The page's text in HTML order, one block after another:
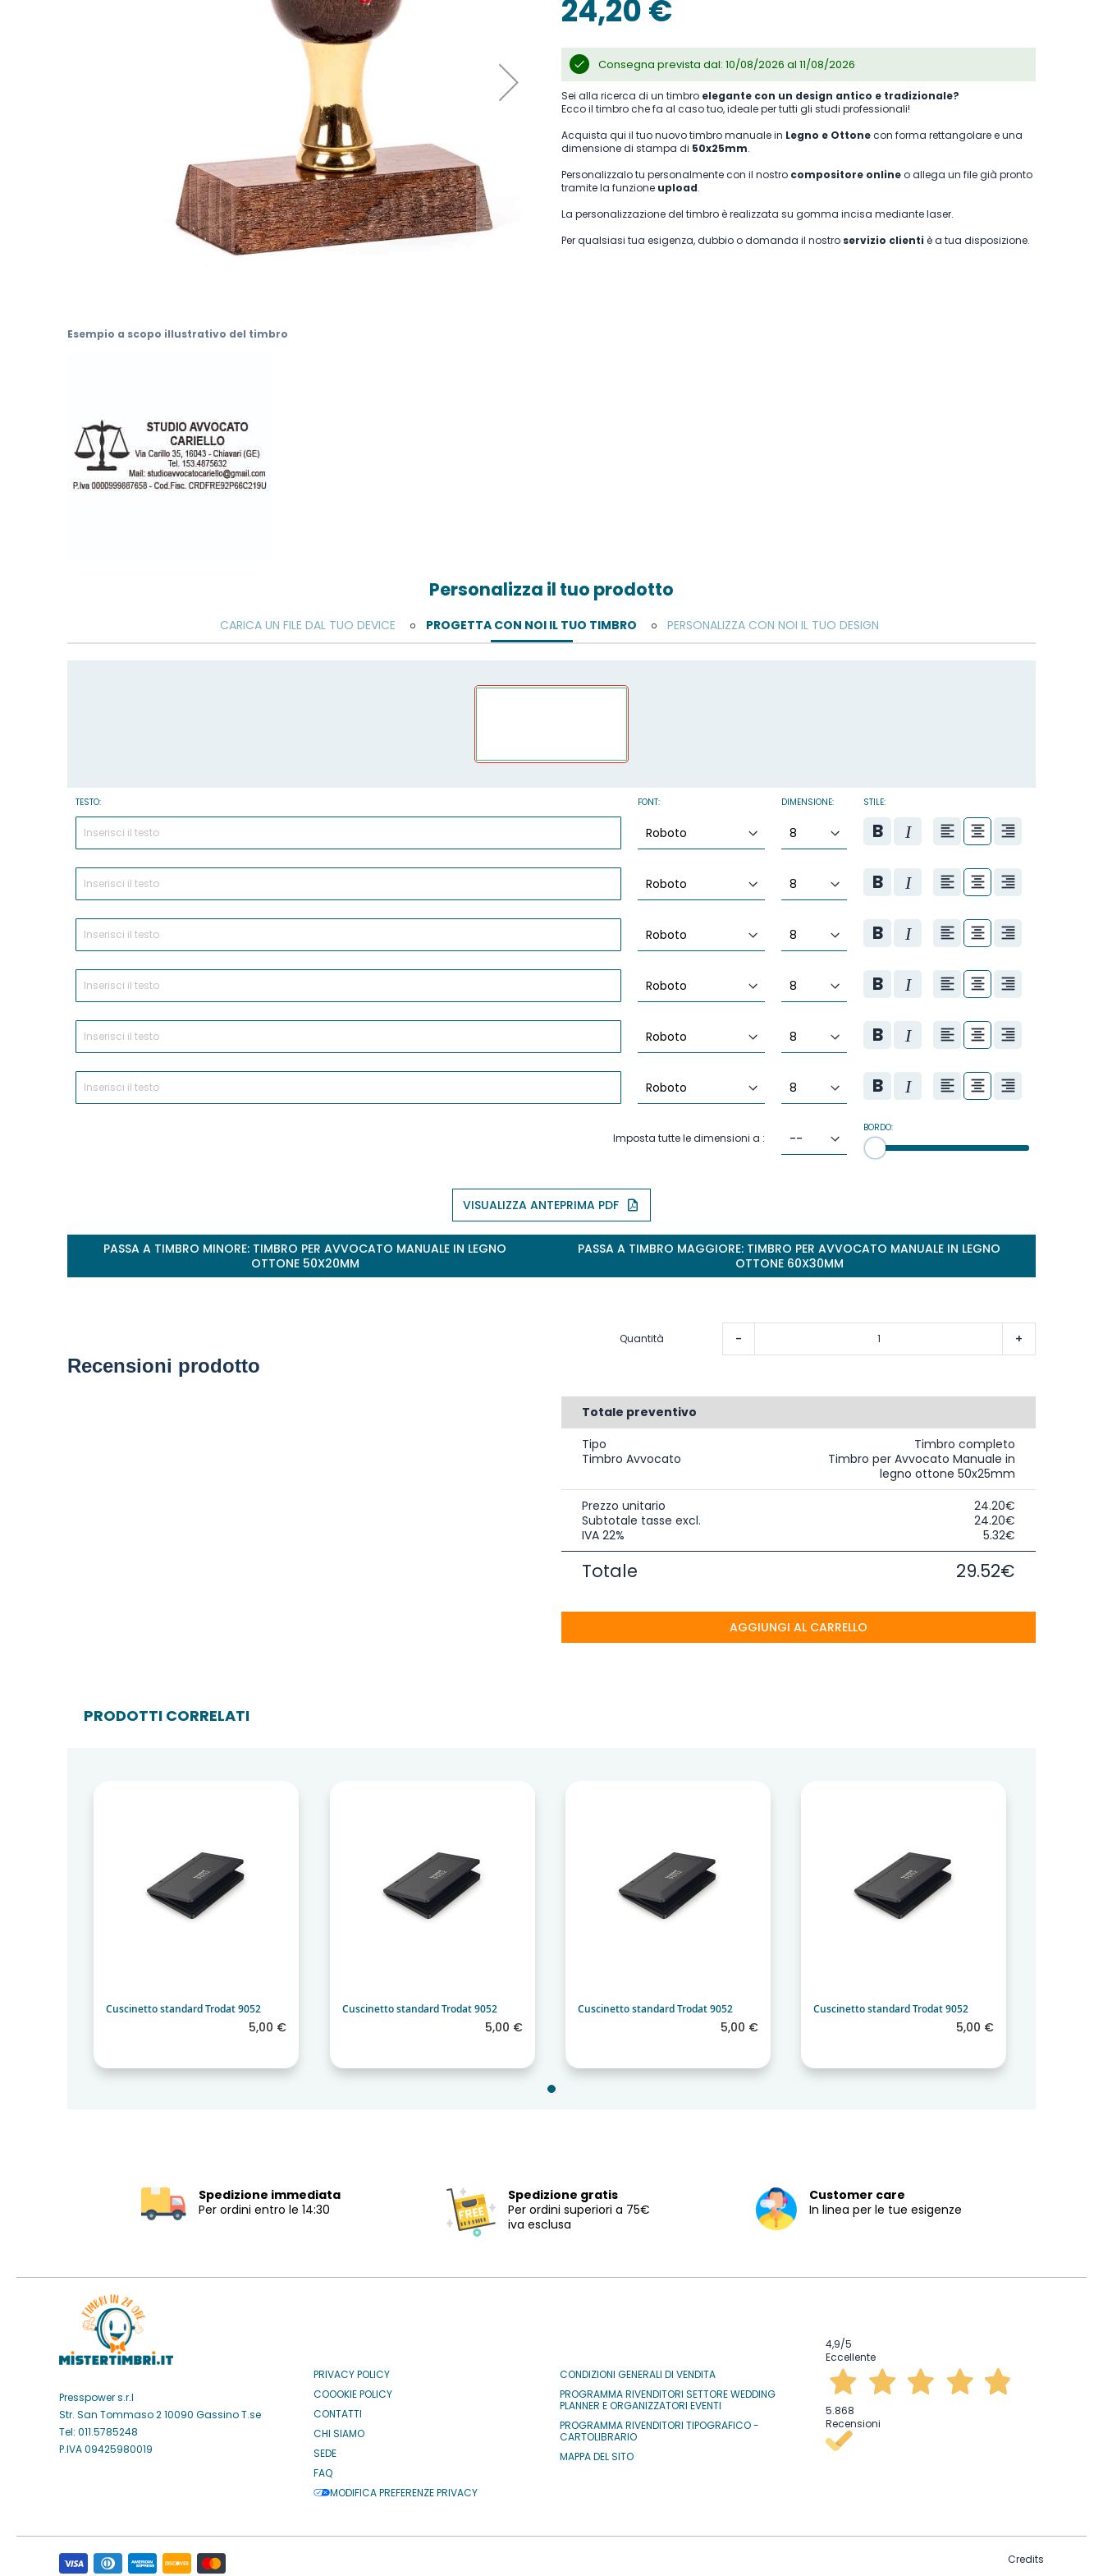
all'inizio
Esempio a scopo illustrativo del timbro
24,20 €
Consegna prevista dal: 10/08/2026 al 11/08/2026
Sei alla ricerca di un timbro elegante con un design antico e tradizionale?
Ecco il timbro che fa al caso tuo, ideale per tutti gli studi professionali!
Acquista qui il tuo nuovo timbro manuale in Legno e Ottonecon forma rettangolare e una
dimensione di stampa di 50x25mm.
Personalizzalo tu personalmente con il nostro compositore onlineo allega un file già pronto
tramite la funzione upload.
La personalizzazione del timbro è realizzata su gomma incisa mediante laser.
Per qualsiasi tua esigenza, dubbio o domanda il nostro servizio clienti è a tua disposizione.
Personalizza il tuo prodotto
CARICA UN FILE DAL TUO DEVICE o PROGETTA CON NOI IL TUO TIMBRO
TESTO: FONT: DIMENSIONE: STILE:
Imposta tutte le dimensioni a :
BORDO:
VISUALIZZA ANTEPRIMA PDF
o PERSONALIZZA CON NOI IL TUO DESIGN
PASSA A TIMBRO MINORE: TIMBRO PER AVVOCATO MANUALE IN LEGNO
OTTONE 50X20MM
PASSA A TIMBRO MAGGIORE: TIMBRO PER AVVOCATO MANUALE IN LEGNO
OTTONE 60X30MM
Recensioni prodotto
Quantità - +
Totale preventivo
Tipo
Timbro completo
Timbro Avvocato
Timbro per Avvocato Manuale in
legno ottone 50x25mm
Prezzo unitario
24.20€
Subtotale tasse excl.
24.20€
IVA 22%
5.32€
Totale 29.52€
AGGIUNGI AL CARRELLO
PRODOTTI CORRELATI
Cuscinetto standard Trodat 9052
5,00 €
Cuscinetto standard Trodat 9052
5,00 €
Cuscinetto standard Trodat 9052
5,00 €
Cuscinetto standard Trodat 9052
5,00 €
Spedizione immediata
Per ordini entro le 14:30
Spedizione gratis
Per ordini superiori a 75€
iva esclusa
Customer care
In linea per le tue esigenze
Presspower s.r.l
Str. San Tommaso 2 10090 Gassino T.se
Tel: 011.5785248
P.IVA 09425980019
PRIVACY POLICY
COOOKIE POLICY
CONTATTI
CHI SIAMO
SEDE
FAQ
MODIFICA PREFERENZE PRIVACY
CONDIZIONI GENERALI DI VENDITA
PROGRAMMA RIVENDITORI SETTORE WEDDING
PLANNER E ORGANIZZATORI EVENTI
PROGRAMMA RIVENDITORI TIPOGRAFICO -
CARTOLIBRARIO
MAPPA DEL SITO
4,9/5
Eccellente
5.868
Recensioni
Credits